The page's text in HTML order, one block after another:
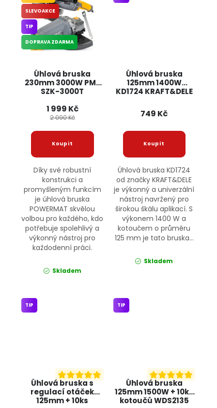
Úhlová bruska
230mm 3000W PM-
SZK-3000T
SLEVOAKCE
TIP
DOPRAVA ZDARMA
1 999 Kč
2 090 Kč
Díky své robustní
konstrukci a
promyšleným funkcím
je úhlová bruska
POWERMAT skvělou
volbou pro každého, kdo
potřebuje spolehlivý a
výkonný nástroj pro
každodenní práci.
Skladem
Úhlová bruska
125mm 1400W
KD1724 KRAFT&DELE
749 Kč
Úhlová bruska KD1724
od značky KRAFT&DELE
je výkonný a univerzální
nástroj navržený pro
širokou škálu aplikací. S
výkonem 1400 W a
kotoučem o průměru
125 mm je tato bruska...
Skladem
Úhlová bruska s
regulací otáček
125mm + 10ks
TIP
Úhlová bruska
125mm 1500W + 10ks
kotoučů WDS2135
TIP